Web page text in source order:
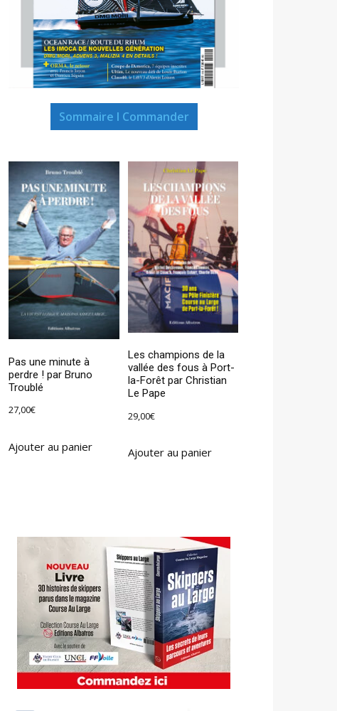
Sommaire I Commander
Pas une minute à
perdre ! par Bruno
Troublé
27,00€
Ajouter au panier
Les champions de la
vallée des fous à Port-
la-Forêt par Christian
Le Pape
29,00€
Ajouter au panier